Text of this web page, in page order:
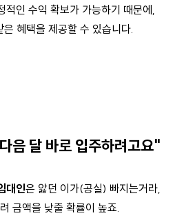
적인 수익 확보가 가능하기 때문에,
은 혜택을 제공할 수 있습니다.
음 달 바로 입주하려고요"
대인은 앓던 이가(공실) 빠지는거라,
금액을 낮출 확률이 높죠.